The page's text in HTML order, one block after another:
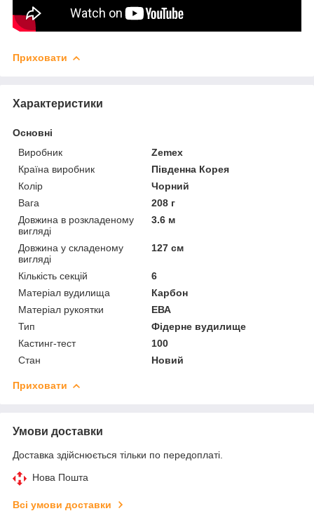
Приховати
Характеристики
Основні
Виробник
Zemex
Країна виробник
Південна Корея
Колір
Чорний
Вага
208 г
Довжина в розкладеному
вигляді
3.6 м
Довжина у складеному
вигляді
127 см
Кількість секцій
6
Матеріал вудилища
Карбон
Матеріал рукоятки
ЕВА
Тип
Фідерне вудилище
Кастинг-тест
100
Стан
Новий
Приховати
Умови доставки
Доставка здійснюється тільки по передоплаті.
Нова Пошта
Всі умови доставки